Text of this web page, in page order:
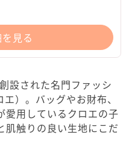
見る
設された名門ファッシ
）。バッグやお財布、
愛用しているクロエの子
肌触りの良い生地にこだ